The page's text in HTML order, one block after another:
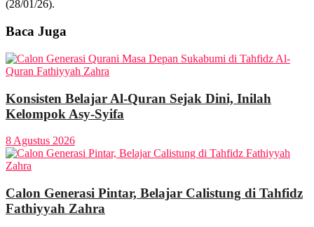
(28/01/26).
Baca Juga
Konsisten Belajar Al-Quran Sejak Dini, Inilah
Kelompok Asy-Syifa
8 Agustus 2026
Calon Generasi Pintar, Belajar Calistung di Tahfidz
Fathiyyah Zahra